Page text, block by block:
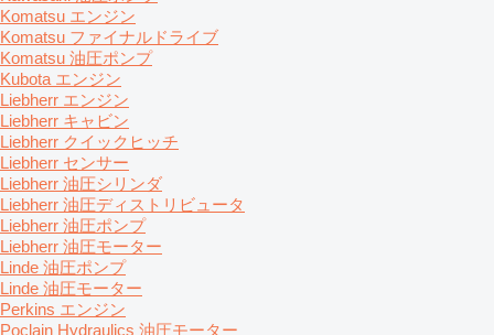
Komatsu エンジン
Komatsu ファイナルドライブ
Komatsu 油圧ポンプ
Kubota エンジン
Liebherr エンジン
Liebherr キャビン
Liebherr クイックヒッチ
Liebherr センサー
Liebherr 油圧シリンダ
Liebherr 油圧ディストリビュータ
Liebherr 油圧ポンプ
Liebherr 油圧モーター
Linde 油圧ポンプ
Linde 油圧モーター
Perkins エンジン
Poclain Hydraulics 油圧モーター